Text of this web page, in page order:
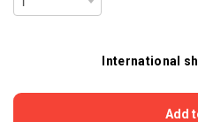
International
Add